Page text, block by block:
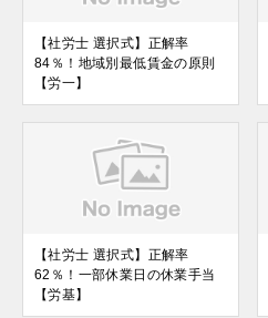
【社労士 選択式】正解率
84％！地域別最低賃金の原則
【労一】
【社労士 選択式】正解率
62％！一部休業日の休業手当
【労基】